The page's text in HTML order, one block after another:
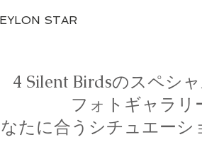
STAR
4 Silent Birdsのスペシ
フォトギャラリ
たに合うシチュエーシ